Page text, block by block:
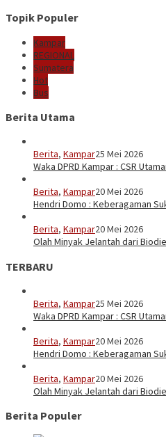
Topik Populer
Kampar
REGIONAL
Sumatera
Hot
Bus
Berita Utama
Berita, Kampar25 Mei 2026
Waka DPRD Kampar : CSR
Berita, Kampar20 Mei 2026
Hendri Domo : Keberagaman
Berita, Kampar20 Mei 2026
Olah Minyak Jelantah dari
TERBARU
Berita, Kampar25 Mei 2026
Waka DPRD Kampar : CSR
Berita, Kampar20 Mei 2026
Hendri Domo : Keberagaman
Berita, Kampar20 Mei 2026
Olah Minyak Jelantah dari
Berita Populer